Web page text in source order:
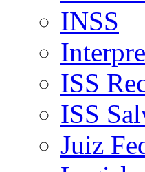
INSS
ISS
ISS
Juiz